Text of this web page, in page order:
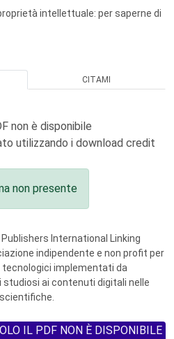
proprietà intellettuale: per saperne di
CITAMI
non è disponibile
utilizzando i download credit
non presente
International Linking
indipendente e non profit per
implementati da
studiosi ai contenuti digitali nelle
IL PDF NON È DISPONIBILE